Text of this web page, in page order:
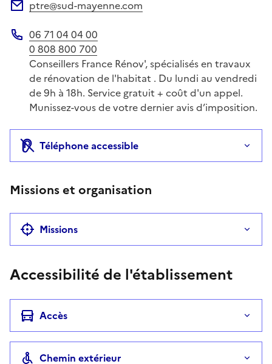
ptre@sud-mayenne.com
Téléphone
06 71 04 04 00
0 808 800 700
Conseillers France Rénov', spécialisés en travaux
de rénovation de l'habitat . Du lundi au vendredi
de 9h à 18h. Service gratuit + coût d'un appel.
Munissez-vous de votre dernier avis d’imposition.
Téléphone accessible
Missions et organisation
Missions
Accessibilité de l'établissement
Accès
Chemin extérieur